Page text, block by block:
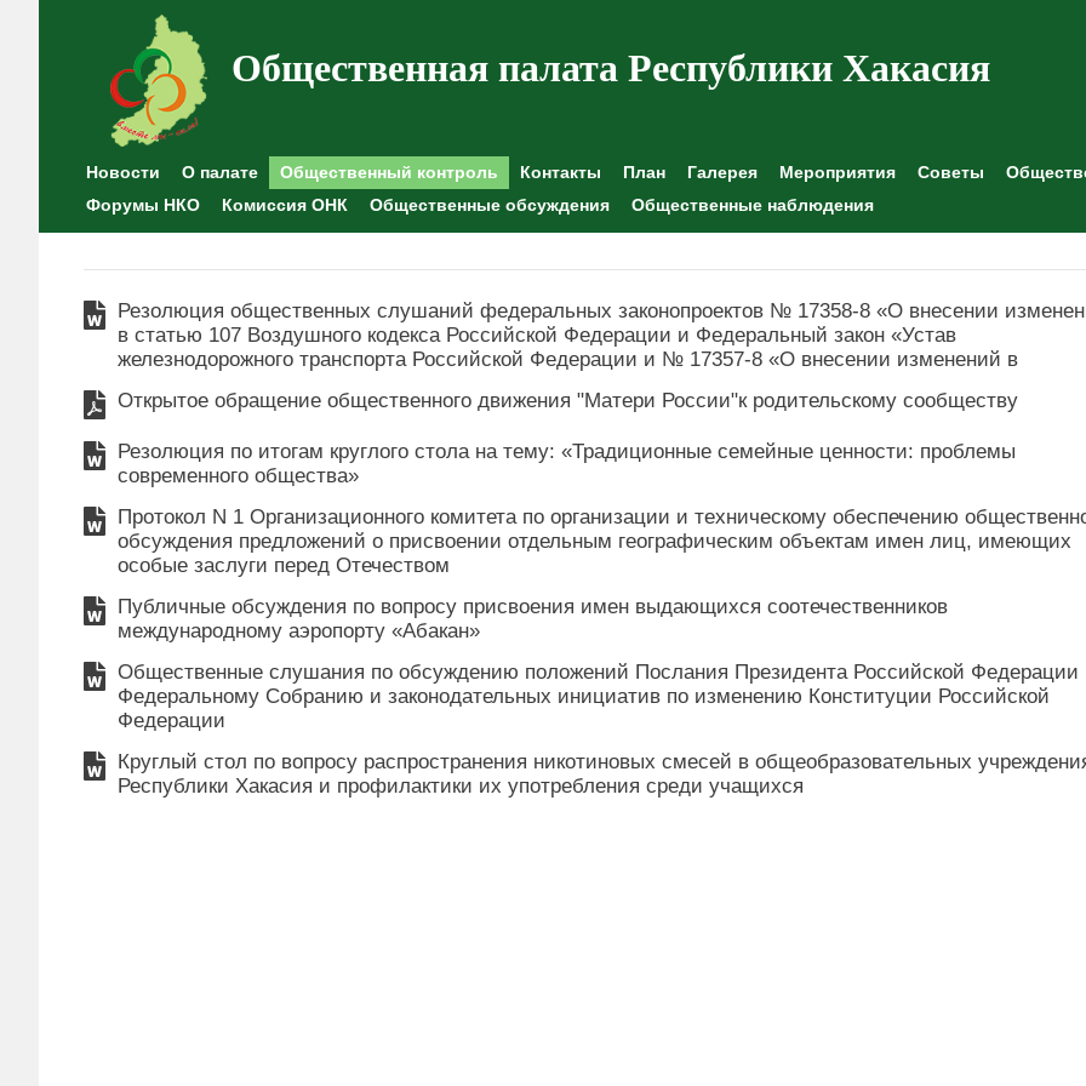
Общественная палата Республики Хакасия
Новости О палате Общественный контроль Контакты План Галерея Мероприятия Советы
Форумы НКО
Комиссия ОНК Общественные обсуждения Общественные наблюдения
Резолюция общественных слушаний федеральных законопроектов № 17358-8 «О внесении
в статью 107 Воздушного кодекса Российской Федерации и Федеральный закон «Устав
железнодорожного транспорта Российской Федерации и № 17357-8 «О внесении изменений в
Открытое обращение общественного движения "Матери России"к родительскому сообществу
Резолюция по итогам круглого стола на тему: «Традиционные семейные ценности: проблемы
современного общества»
Протокол N 1 Организационного комитета по организации и техническому обеспечению
обсуждения предложений о присвоении отдельным географическим объектам имен лиц, имеющих
особые заслуги перед Отечеством
Публичные обсуждения по вопросу присвоения имен выдающихся соотечественников
международному аэропорту «Абакан»
Общественные слушания по обсуждению положений Послания Президента Российской Федерации
Федеральному Собранию и законодательных инициатив по изменению Конституции Российской
Федерации
Круглый стол по вопросу распространения никотиновых смесей в общеобразовательных
Республики Хакасия и профилактики их употребления среди учащихся